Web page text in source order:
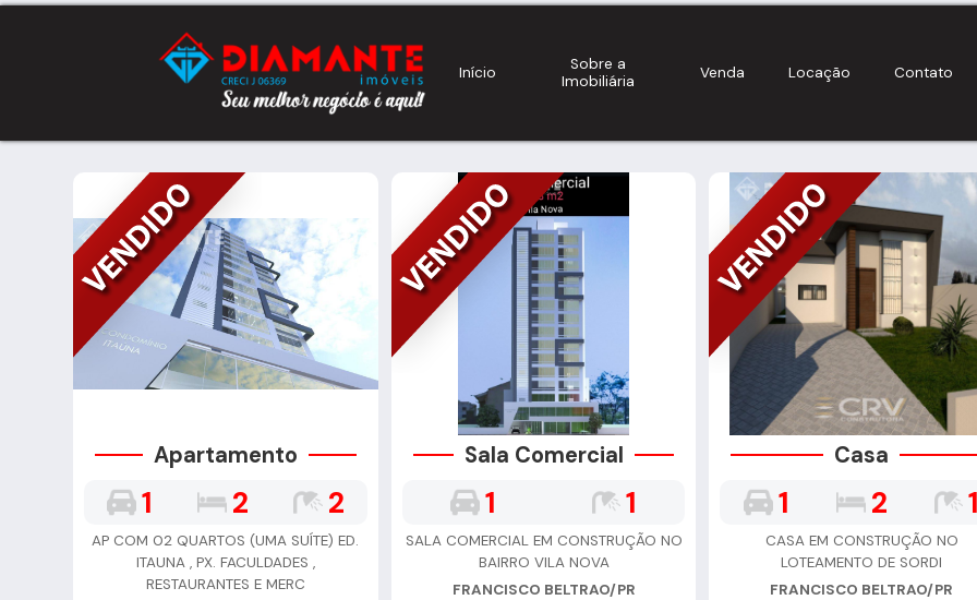
Início
Sobre a
Imobiliária
Venda Locação Contato
Apartamento
1 2 2
AP COM 02 QUARTOS (UMA SUÍTE) ED.
ITAUNA , PX. FACULDADES ,
RESTAURANTES E MERC
Sala Comercial
1 1
SALA COMERCIAL EM CONSTRUÇÃO NO
BAIRRO VILA NOVA
FRANCISCO BELTRAO/PR
Casa
1 2
CASA EM CONSTRUÇÃO NO
LOTEAMENTO DE SORDI
FRANCISCO BELTRAO/PR